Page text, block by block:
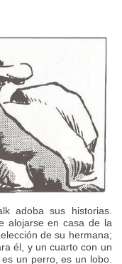
adoba sus historias.
alojarse en casa de la
de su hermana;
él, y un cuarto con un
un perro, es un lobo.